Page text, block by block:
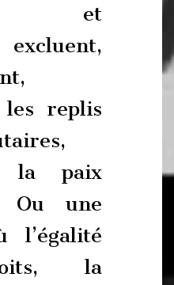
et
excluent,
les replis
la paix
Ou une
l’égalité
la